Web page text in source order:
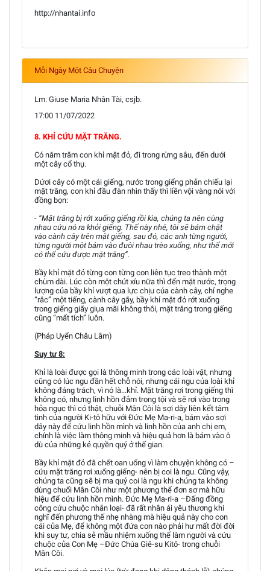
http://nhantai.info
Mỗi Ngày Một Câu Chuyện
Lm. Giuse Maria Nhân Tài, csjb.
17:00 11/07/2022
8. KHỈ CỨU MẶT TRĂNG.
Có năm trăm con khỉ mặt đỏ, đi trong rừng sâu, đến dưới
một cây cổ thụ.
Dứơi cây có một cái giếng, nước trong giếng phản chiếu lại
mặt trăng, con khỉ đầu đàn nhìn thấy thì liền vội vàng nói với
đồng bọn:
- “Mặt trăng bị rớt xuống giếng rồi kìa, chúng ta nên cùng
nhau cứu nó ra khỏi giếng. Thế này nhé, tôi sẽ bám chặt
vào cành cây trên mặt giếng, sau đó, các anh từng người,
từng người một bám vào đuôi nhau trèo xuống, như thế mới
có thể cứu được mặt trăng”.
Bầy khỉ mặt đỏ từng con từng con liên tục treo thành một
chùm dài. Lúc còn một chút xíu nữa thì đến mặt nước, trọng
lượng của bầy khỉ vượt qua lực chịu của cành cây, chỉ nghe
“rắc” một tiếng, cành cây gãy, bầy khỉ mặt đỏ rớt xuống
trong giếng giãy giụa mãi không thôi, mặt trăng trong giếng
cũng “mất tích” luôn.
(Pháp Uyển Châu Lâm)
Suy tư 8:
Khỉ là loài được gọi là thông minh trong các loài vật, nhưng
cũng có lúc ngu đần hết chỗ nói, nhưng cái ngu của loài khỉ
không đáng trách, vì nó là...khỉ. Mặt trăng rơi trong giếng thì
không có, nhưng linh hồn đắm trong tội và sẽ rơi vào trong
hỏa ngục thì có thật, chuỗi Mân Côi là sợi dây liên kết tâm
tình của người Ki-tô hữu với Đức Mẹ Ma-ri-a, bám vào sợi
dây này để cứu linh hồn mình và linh hồn của anh chị em,
chính là việc làm thông minh và hiệu quả hơn là bám vào ô
dù của những kẻ quyền quý ở thế gian.
Bầy khỉ mặt đỏ đã chết oan uổng vì làm chuyện không có –
cứu mặt trăng rơi xuống giếng- nên bị coi là ngu. Cũng vậy,
chúng ta cũng sẽ bị ma quỷ coi là ngu khi chúng ta không
dùng chuổi Mân Côi như một phương thế đơn sơ mà hữu
hiệu để cứu linh hồn mình. Đức Mẹ Ma-ri-a –Đấng đồng
công cứu chuộc nhân loại- đã rất nhân ái yêu thương khi
nghĩ đến phương thế nhẹ nhàng mà hiệu quả này cho con
cái của Mẹ, để không một đứa con nào phải hư mất đời đời
khi suy tư, chia sẻ mầu nhiệm xuống thế làm người và cứu
chuộc của Con Mẹ –Đức Chúa Giê-su Kitô- trong chuỗi
Mân Côi.